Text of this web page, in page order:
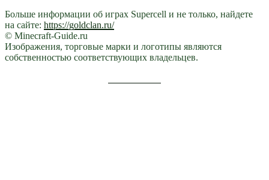
Больше информации об играх Supercell и не только, найдете
на сайте: https://goldclan.ru/
© Minecraft-Guide.ru
Изображения, торговые марки и логотипы являются
собственностью соответствующих владельцев.